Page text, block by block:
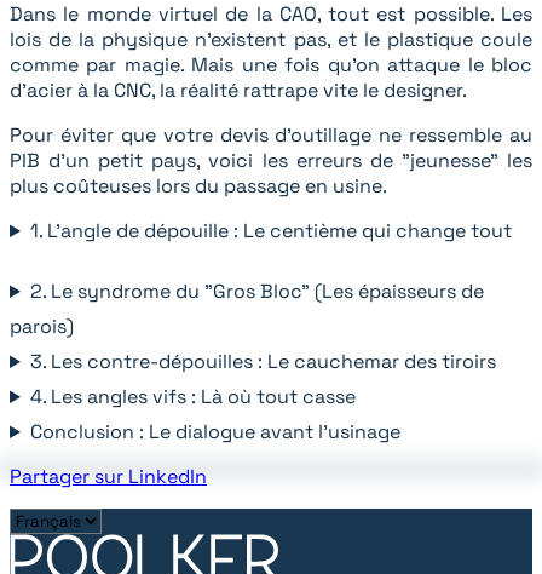
Dans le monde virtuel de la CAO, tout est possible. Les
lois de la physique n'existent pas, et le plastique coule
comme par magie. Mais une fois qu'on attaque le bloc
d'acier à la CNC, la réalité rattrape vite le designer.
Pour éviter que votre devis d'outillage ne ressemble au
PIB d'un petit pays, voici les erreurs de "jeunesse" les
plus coûteuses lors du passage en usine.
1. L’angle de dépouille : Le centième qui change tout
2. Le syndrome du "Gros Bloc" (Les épaisseurs de
parois)
3. Les contre-dépouilles : Le cauchemar des tiroirs
4. Les angles vifs : Là où tout casse
Conclusion : Le dialogue avant l'usinage
Partager sur LinkedIn